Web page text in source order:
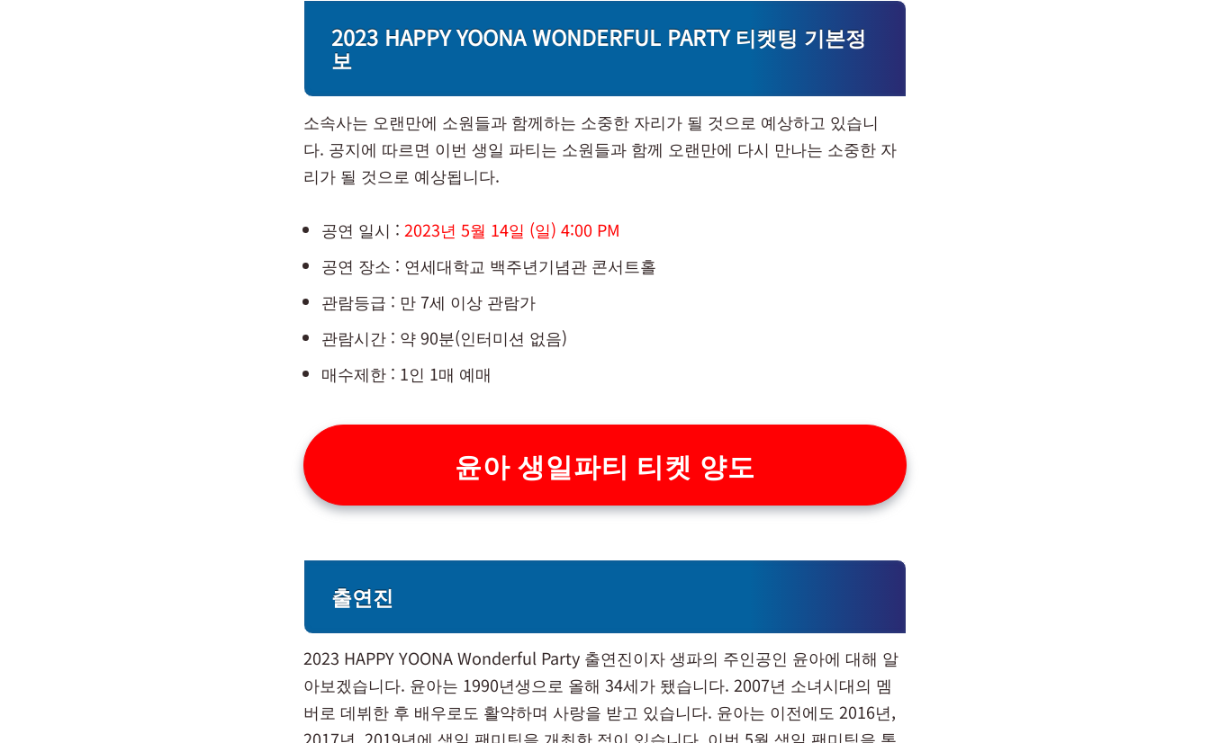
2023 HAPPY YOONA WONDERFUL PARTY 티켓팅 기본정
보
소속사는 오랜만에 소원들과 함께하는 소중한 자리가 될 것으로 예상하고 있습니
다. 공지에 따르면 이번 생일 파티는 소원들과 함께 오랜만에 다시 만나는 소중한 자
리가 될 것으로 예상됩니다.
공연 일시 : 2023년 5월 14일 (일) 4:00 PM
공연 장소 : 연세대학교 백주년기념관 콘서트홀
관람등급 : 만 7세 이상 관람가
관람시간 : 약 90분(인터미션 없음)
매수제한 : 1인 1매 예매
윤아 생일파티 티켓 양도
출연진
2023 HAPPY YOONA Wonderful Party 출연진이자 생파의 주인공인 윤아에 대해 알
아보겠습니다. 윤아는 1990년생으로 올해 34세가 됐습니다. 2007년 소녀시대의 멤
버로 데뷔한 후 배우로도 활약하며 사랑을 받고 있습니다. 윤아는 이전에도 2016년,